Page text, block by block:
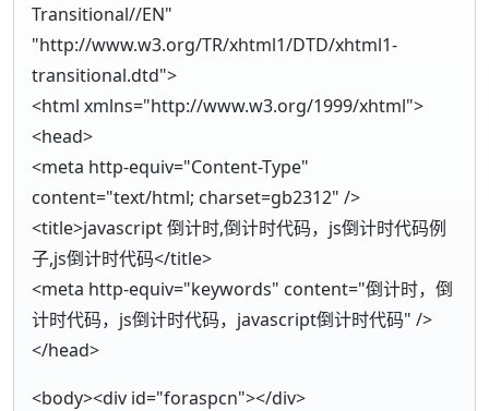
Transitional//EN"
"http://www.w3.org/TR/xhtml1/DTD/xhtml1-
transitional.dtd">
<html xmlns="http://www.w3.org/1999/xhtml">
<head>
<meta http-equiv="Content-Type"
content="text/html; charset=gb2312" />
<title>javascript 倒计时,倒计时代码，js倒计时代码例
子,js倒计时代码</title>
<meta http-equiv="keywords" content="倒计时，倒
计时代码，js倒计时代码，javascript倒计时代码" />
</head>
<body><div id="foraspcn"></div>